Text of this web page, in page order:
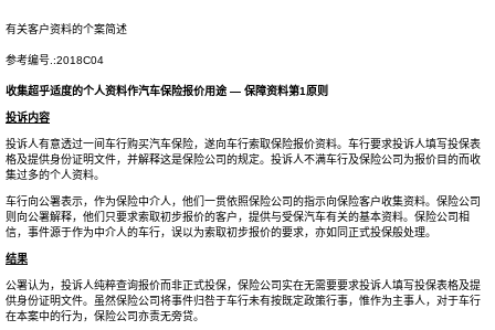
有关客户资料的个案简述
参考编号.:2018C04
收集超乎适度的个人资料作汽车保险报价用途 — 保障资料第1原则
投诉内容
投诉人有意透过一间车行购买汽车保险，遂向车行索取保险报价资料。车行要求投诉人填写投保表
格及提供身份证明文件，并解释这是保险公司的规定。投诉人不满车行及保险公司为报价目的而收
集过多的个人资料。
车行向公署表示，作为保险中介人，他们一贯依照保险公司的指示向保险客户收集资料。保险公司
则向公署解释，他们只要求索取初步报价的客户，提供与受保汽车有关的基本资料。保险公司相
信，事件源于作为中介人的车行，误以为索取初步报价的要求，亦如同正式投保般处理。
结果
公署认为，投诉人纯粹查询报价而非正式投保，保险公司实在无需要要求投诉人填写投保表格及提
供身份证明文件。虽然保险公司将事件归咎于车行未有按既定政策行事，惟作为主事人，对于车行
在本案中的行为，保险公司亦责无旁贷。